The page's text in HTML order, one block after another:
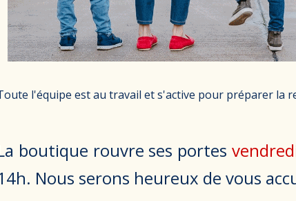
l'équipe est au travail et s'active pour préparer la
boutique rouvre ses portes
Nous serons heureux de vous